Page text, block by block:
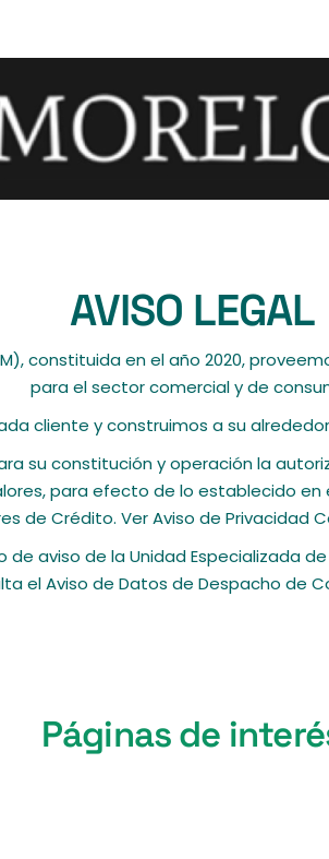
AVISO LEGAL
constituida en el año 2020,
para el sector comercial y de
cliente y construimos a su
para su constitución y operación la
para efecto de lo establecido
de Crédito. Ver Aviso de Privacidad
de aviso de la Unidad Especializada
el Aviso de Datos de Despacho de
Páginas de